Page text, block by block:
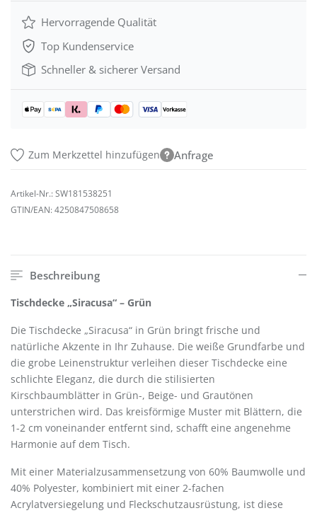
Hervorragende Qualität
Top Kundenservice
Schneller & sicherer Versand
Zum Merkzettel hinzufügen Anfrage
Artikel-Nr.: SW181538251
GTIN/EAN: 4250847508658
Beschreibung
Tischdecke „Siracusa“ – Grün
Die Tischdecke „Siracusa“ in Grün bringt frische und
natürliche Akzente in Ihr Zuhause. Die weiße Grundfarbe und
die grobe Leinenstruktur verleihen dieser Tischdecke eine
schlichte Eleganz, die durch die stilisierten
Kirschbaumblätter in Grün-, Beige- und Grautönen
unterstrichen wird. Das kreisförmige Muster mit Blättern, die
1-2 cm voneinander entfernt sind, schafft eine angenehme
Harmonie auf dem Tisch.
Mit einer Materialzusammensetzung von 60% Baumwolle und
40% Polyester, kombiniert mit einer 2-fachen
Acrylatversiegelung und Fleckschutzausrüstung, ist diese